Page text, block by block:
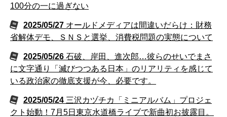
100分の一に過ぎない
2025/05/27 オールドメディアは間違いだらけ：財務
省解体デモ、ＳＮＳと選挙、消費税問題の実態について
2025/05/26 石破、岸田、進次郎…彼らのせいでまさ
に文字通り「滅びつつある日本」のリアリティを感じて
いる政治家の徹底支援が今、必要です。
2025/05/24 三沢カヅチカ「ミニアルバム」プロジェ
クト始動！7月5日東京水道橋ライブで新曲初お披露目。